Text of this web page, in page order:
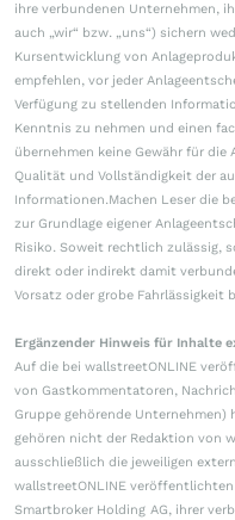
ihre verbundenen Unternehmen,
auch „wir“ bzw. „uns“) sichern
Kursentwicklung von
empfehlen, vor jeder
Verfügung zu stellenden
Kenntnis zu nehmen und einen
übernehmen keine Gewähr für
Qualität und Vollständigkeit der
Informationen.Machen Leser die
zur Grundlage eigener
Risiko. Soweit rechtlich zulässig,
direkt oder indirekt damit
Vorsatz oder grobe Fahrlässigkeit
Ergänzender Hinweis für Inhalte
Auf die bei wallstreetONLINE
von Gastkommentatoren,
Gruppe gehörende
gehören nicht der Redaktion von
ausschließlich die jeweiligen
wallstreetONLINE
Smartbroker Holding AG, ihrer